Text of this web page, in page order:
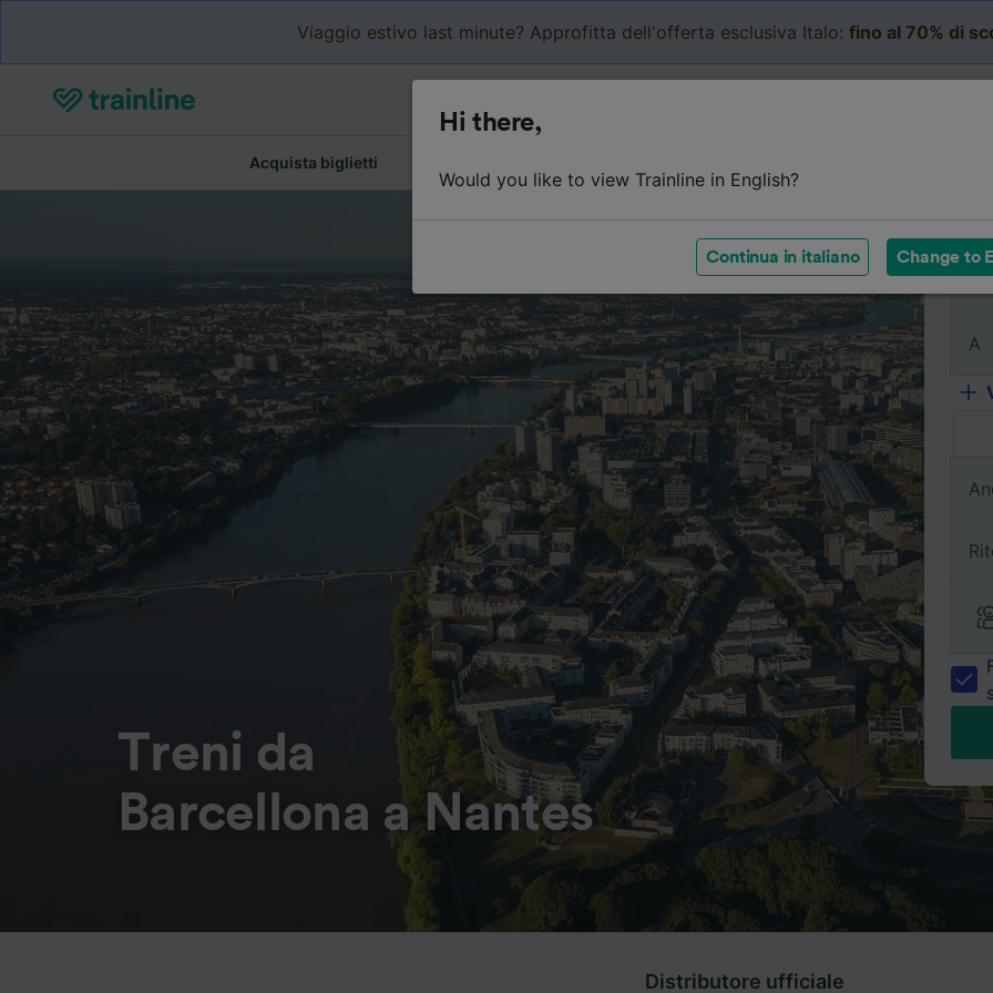
Viaggio estivo last minute? Approfitta dell'offerta esclusiva Italo: fino al 70% di
Acquista biglietti
Treni da
Barcellona a Nantes
Da
A
Distributore ufficiale
Hi there,
Would you like to view Trainline in English?
Continua in italiano Change to